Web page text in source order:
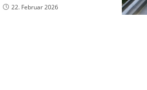
22. Februar 2026